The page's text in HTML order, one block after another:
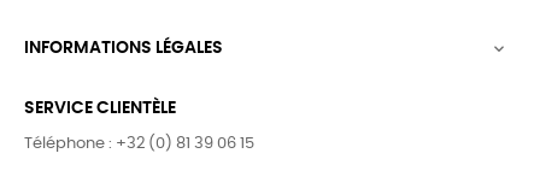
INFORMATIONS LÉGALES 
SERVICE CLIENTÈLE
Téléphone : +32 (0) 81 39 06 15